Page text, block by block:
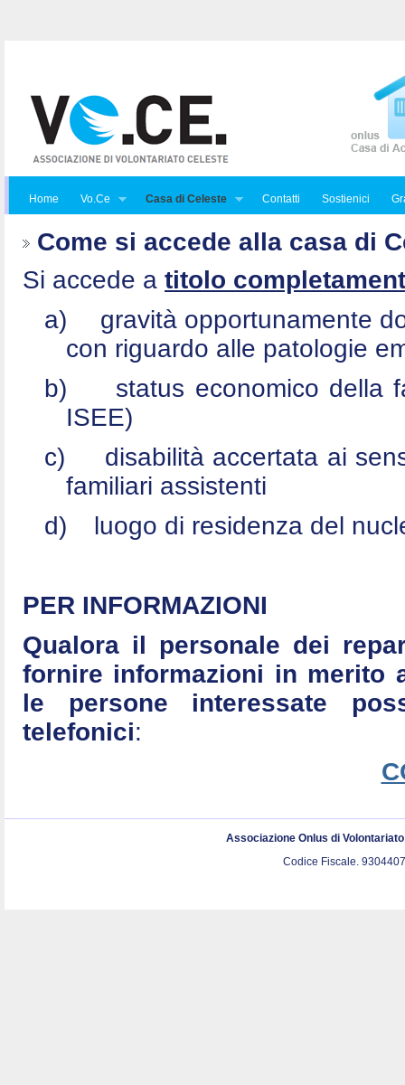
Home Vo.Ce Casa di Celeste Contatti Sostienici
Come si accede alla casa di
Si accede a titolo
a)
gravità opportunamente
con riguardo alle patologie
b)
status economico della
ISEE)
c)
disabilità accertata ai
familiari assistenti
d)
luogo di residenza del
PER INFORMAZIONI
Qualora il personale dei
fornire informazioni in merito
le persone interessate
telefonici:
Associazione Onlus di
Codice Fiscale.